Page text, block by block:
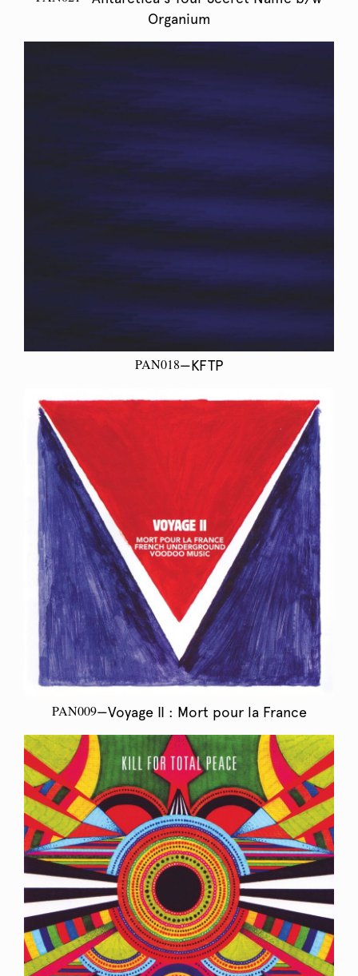
Organium
PAN018—KFTP
PAN009—Voyage II : Mort pour la France